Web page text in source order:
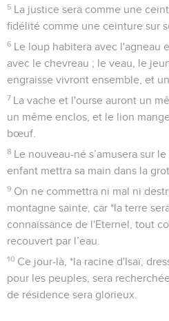
5 La justice sera comme une
fidélité comme une ceinture sur
6 Le loup habitera avec l'agneau
avec le chevreau ; le veau, le
engraisse vivront ensemble, et
7 La vache et l'ourse auront un
un même enclos, et le lion
bœuf.
8 Le nouveau-né s’amusera sur
enfant mettra sa main dans la
9 On ne commettra ni mal ni
montagne sainte, car *la terre
connaissance de l'Eternel, tout
recouvert par l’eau.
10 Ce jour-là, *la racine d'Isaï,
pour les peuples, sera
de résidence sera glorieux.